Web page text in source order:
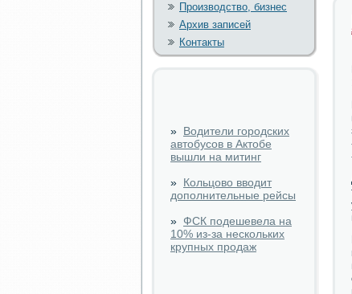
Производство, бизнес
Архив записей
Контакты
» Водители городских
автобусов в Актобе
вышли на митинг
» Кольцово вводит
дополнительные рейсы
» ФСК подешевела на
10% из-за нескольких
крупных продаж